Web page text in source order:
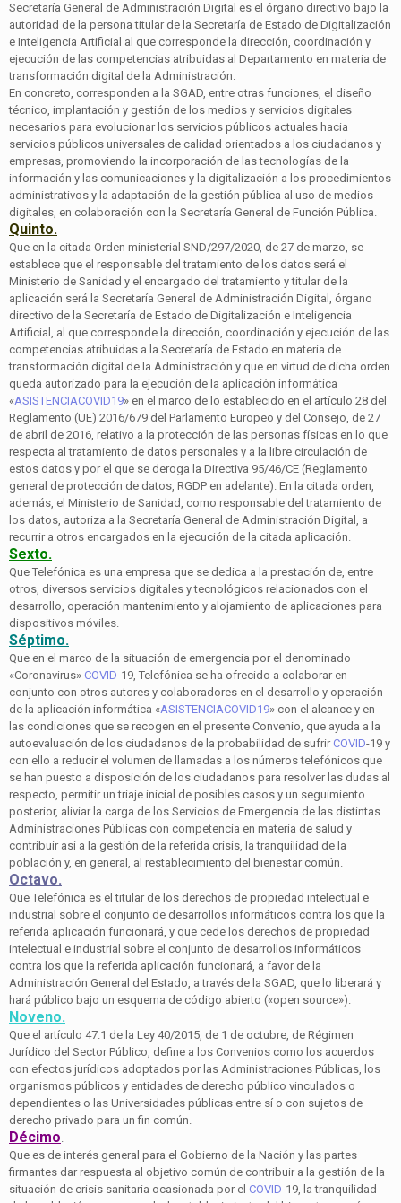
Secretaría General de Administración Digital es el órgano directivo bajo la
autoridad de la persona titular de la Secretaría de Estado de Digitalización
e Inteligencia Artificial al que corresponde la dirección, coordinación y
ejecución de las competencias atribuidas al Departamento en materia de
transformación digital de la Administración.
En concreto, corresponden a la SGAD, entre otras funciones, el diseño
técnico, implantación y gestión de los medios y servicios digitales
necesarios para evolucionar los servicios públicos actuales hacia
servicios públicos universales de calidad orientados a los ciudadanos y
empresas, promoviendo la incorporación de las tecnologías de la
información y las comunicaciones y la digitalización a los procedimientos
administrativos y la adaptación de la gestión pública al uso de medios
digitales, en colaboración con la Secretaría General de Función Pública.
Quinto.
Que en la citada Orden ministerial SND/297/2020, de 27 de marzo, se
establece que el responsable del tratamiento de los datos será el
Ministerio de Sanidad y el encargado del tratamiento y titular de la
aplicación será la Secretaría General de Administración Digital, órgano
directivo de la Secretaría de Estado de Digitalización e Inteligencia
Artificial, al que corresponde la dirección, coordinación y ejecución de las
competencias atribuidas a la Secretaría de Estado en materia de
transformación digital de la Administración y que en virtud de dicha orden
queda autorizado para la ejecución de la aplicación informática
«ASISTENCIACOVID19» en el marco de lo establecido en el artículo 28 del
Reglamento (UE) 2016/679 del Parlamento Europeo y del Consejo, de 27
de abril de 2016, relativo a la protección de las personas físicas en lo que
respecta al tratamiento de datos personales y a la libre circulación de
estos datos y por el que se deroga la Directiva 95/46/CE (Reglamento
general de protección de datos, RGDP en adelante). En la citada orden,
además, el Ministerio de Sanidad, como responsable del tratamiento de
los datos, autoriza a la Secretaría General de Administración Digital, a
recurrir a otros encargados en la ejecución de la citada aplicación.
Sexto.
Que Telefónica es una empresa que se dedica a la prestación de, entre
otros, diversos servicios digitales y tecnológicos relacionados con el
desarrollo, operación mantenimiento y alojamiento de aplicaciones para
dispositivos móviles.
Séptimo.
Que en el marco de la situación de emergencia por el denominado
«Coronavirus» COVID-19, Telefónica se ha ofrecido a colaborar en
conjunto con otros autores y colaboradores en el desarrollo y operación
de la aplicación informática «ASISTENCIACOVID19» con el alcance y en
las condiciones que se recogen en el presente Convenio, que ayuda a la
autoevaluación de los ciudadanos de la probabilidad de sufrir COVID-19 y
con ello a reducir el volumen de llamadas a los números telefónicos que
se han puesto a disposición de los ciudadanos para resolver las dudas al
respecto, permitir un triaje inicial de posibles casos y un seguimiento
posterior, aliviar la carga de los Servicios de Emergencia de las distintas
Administraciones Públicas con competencia en materia de salud y
contribuir así a la gestión de la referida crisis, la tranquilidad de la
población y, en general, al restablecimiento del bienestar común.
Octavo.
Que Telefónica es el titular de los derechos de propiedad intelectual e
industrial sobre el conjunto de desarrollos informáticos contra los que la
referida aplicación funcionará, y que cede los derechos de propiedad
intelectual e industrial sobre el conjunto de desarrollos informáticos
contra los que la referida aplicación funcionará, a favor de la
Administración General del Estado, a través de la SGAD, que lo liberará y
hará público bajo un esquema de código abierto («open source»).
Noveno.
Que el artículo 47.1 de la Ley 40/2015, de 1 de octubre, de Régimen
Jurídico del Sector Público, define a los Convenios como los acuerdos
con efectos jurídicos adoptados por las Administraciones Públicas, los
organismos públicos y entidades de derecho público vinculados o
dependientes o las Universidades públicas entre sí o con sujetos de
derecho privado para un fin común.
Décimo.
Que es de interés general para el Gobierno de la Nación y las partes
firmantes dar respuesta al objetivo común de contribuir a la gestión de la
situación de crisis sanitaria ocasionada por el COVID-19, la tranquilidad